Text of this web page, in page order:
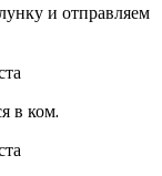
и отправляем
в ком.